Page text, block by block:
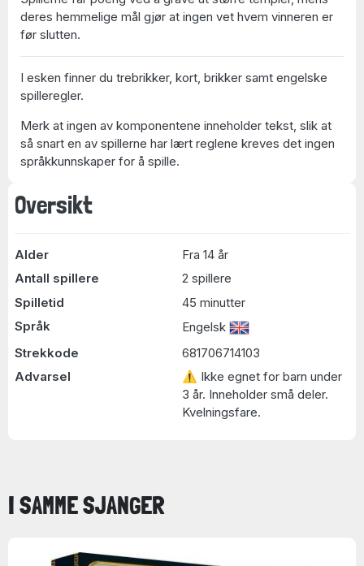
Oversikt
Alder
Fra 14 år
Antall spillere
2 spillere
Spilletid
45 minutter
Språk
Engelsk
Strekkode
681706714103
Advarsel
⚠ Ikke egnet for barn under
3 år. Inneholder små deler.
Kvelningsfare.
deres hemmelige mål gjør at ingen vet hvem vinneren er
før slutten.
I esken finner du trebrikker, kort, brikker samt engelske
spilleregler.
Merk at ingen av komponentene inneholder tekst, slik at
så snart en av spillerne har lært reglene kreves det ingen
språkkunnskaper for å spille.
I SAMME SJANGER